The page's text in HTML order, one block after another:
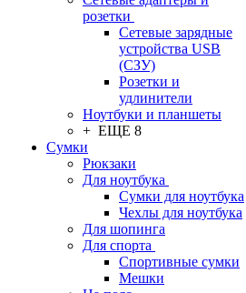
розетки
Сетевые зарядные
устройства USB
(СЗУ)
Розетки и
удлинители
Ноутбуки и планшеты
+ ЕЩЕ 8
Сумки
Рюкзаки
Для ноутбука
Сумки для ноутбука
Чехлы для ноутбука
Для шопинга
Для спорта
Спортивные сумки
Мешки